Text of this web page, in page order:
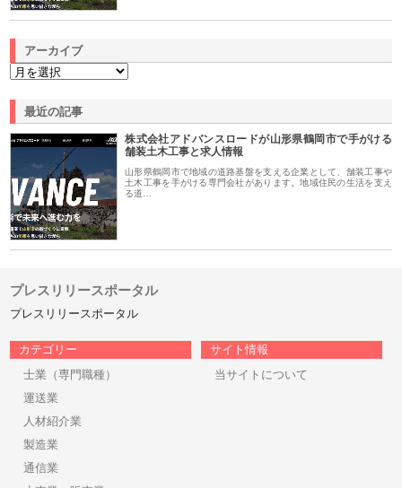
アーカイブ
最近の記事
株式会社アドバンスロードが山形県鶴岡市で手がける
舗装土木工事と求人情報
山形県鶴岡市で地域の道路基盤を支える企業として、舗装工事や
土木工事を手がける専門会社があります。地域住民の生活を支え
る道…
プレスリリースポータル
プレスリリースポータル
カテゴリー
士業（専門職種）
運送業
人材紹介業
製造業
通信業
サイト情報
当サイトについて